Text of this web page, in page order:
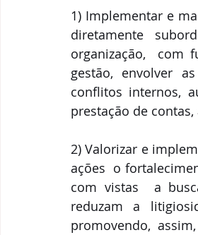
1) Implementar e
diretamente
organização,  com
gestão, envolver
conflitos internos,
prestação de
2) Valorizar e
ações  o
com vistas  a
reduzam a
promovendo,